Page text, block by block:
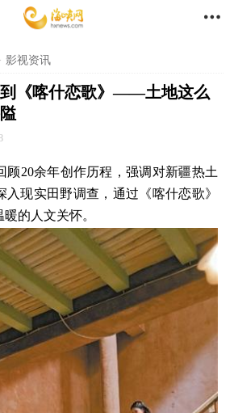

影视资讯
到《喀什恋歌》——土地这么
顾20余年创作历程，强调对新疆热土
入现实田野调查，通过《喀什恋歌》
的人文关怀。